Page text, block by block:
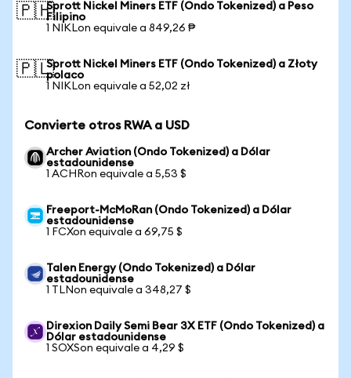
🇵🇭Sprott Nickel Miners ETF (Ondo Tokenized) a Peso
Filipino
1 NIKLon equivale a 849,26 ₱
🇵🇱Sprott Nickel Miners ETF (Ondo Tokenized) a Złoty
polaco
1 NIKLon equivale a 52,02 zł
Convierte otros RWA a USD
Archer Aviation (Ondo Tokenized) a Dólar
estadounidense
1 ACHRon equivale a 5,53 $
Freeport-McMoRan (Ondo Tokenized) a Dólar
estadounidense
1 FCXon equivale a 69,75 $
Talen Energy (Ondo Tokenized) a Dólar
estadounidense
1 TLNon equivale a 348,27 $
Direxion Daily Semi Bear 3X ETF (Ondo Tokenized) a
Dólar estadounidense
1 SOXSon equivale a 4,29 $